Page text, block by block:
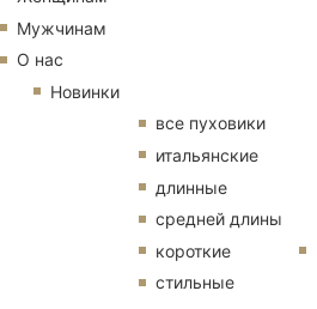
Мужчинам
О нас
Новинки
все пуховики
итальянские
длинные
средней длины
короткие
стильные